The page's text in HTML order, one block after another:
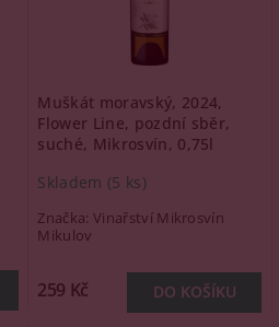
Muškát moravský, 2024,
Flower Line, pozdní sběr,
suché, Mikrosvín, 0,75l
Skladem (5 ks)
Značka: Vinařství Mikrosvín
Mikulov
259 Kč